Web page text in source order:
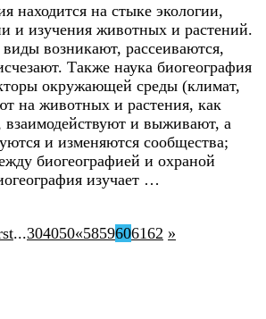
находится на стыке экологии,
и изучения животных и растений.
возникают, рассеиваются,
Также наука биогеография
окружающей среды (климат,
на животных и растения, как
взаимодействуют и выживают, а
и изменяются сообщества;
биогеографией и охраной
изучает …
...304050«5859606162 »